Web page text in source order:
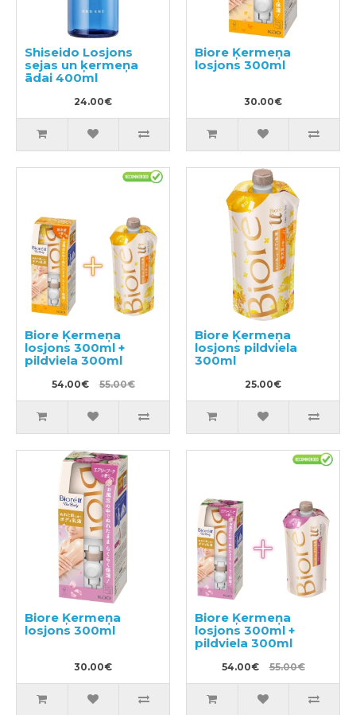
Shiseido Losjons
sejas un ķermeņa
ādai 400ml
24.00€
Biore Ķermeņa
losjons 300ml
30.00€
Biore Ķermeņa
losjons 300ml +
pildviela 300ml
54.00€ 55.00€
Biore Ķermeņa
losjons pildviela
300ml
25.00€
Biore Ķermeņa
losjons 300ml
30.00€
Biore Ķermeņa
losjons 300ml +
pildviela 300ml
54.00€ 55.00€